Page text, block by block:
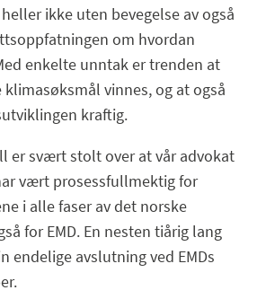
ikke uten bevegelse av også
om hvordan
enkelte unntak er trenden at
vinnes, og at også
kraftig.
er svært stolt over at vår advokat
vært prosessfullmektig for
i alle faser av det norske
for EMD. En nesten tiårig lang
endelige avslutning ved EMDs